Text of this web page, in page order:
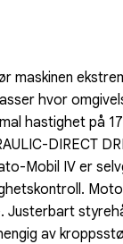
maskinen
hvor
hastighet på
DIRECT
Mobil IV er
av